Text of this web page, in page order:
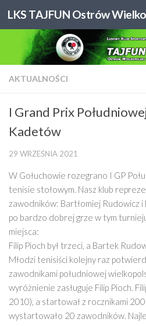
Skip to content
LKS TAJFUN Ostrów
AKTUALNOŚCI
I Grand Prix
Kadetów
29 WRZEŚNIA 2021
W Gołuchowie rozegrano I GP
tenisie stołowym. Nasz klub
zawodników: Bartłomiej Rudowicz i
po bardzo dobrej grze w tym
miejsca:
Filip Pioch był trzeci, a Bartek
Młodzi tenisiści kolejny raz
zawodnikami południowej
wyróżnienie zasługuje Filip Pioch.
2010), a startował z rocznikami
wystartowało 20 zawodników.